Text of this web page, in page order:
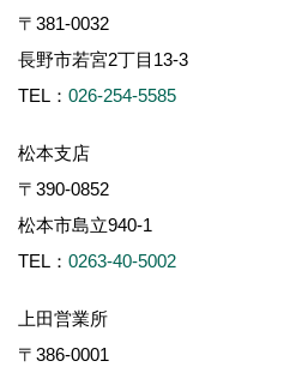
〒381-0032
長野市若宮2丁目13-3
TEL： 026-254-5585
松本支店
〒390-0852
松本市島立940-1
TEL： 0263-40-5002
上田営業所
〒386-0001